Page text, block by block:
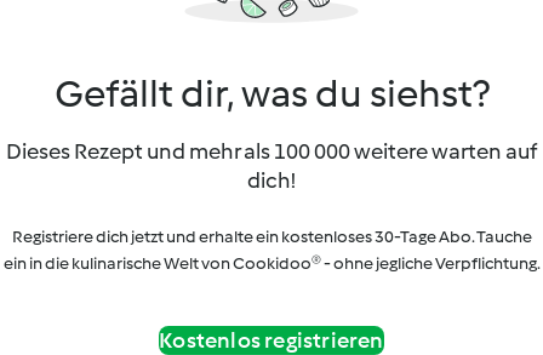
Gefällt dir, was du siehst?
Dieses Rezept und mehr als 100 000 weitere warten auf
dich!
Registriere dich jetzt und erhalte ein kostenloses 30-Tage Abo. Tauche
ein in die kulinarische Welt von Cookidoo® - ohne jegliche Verpflichtung.
Kostenlos registrieren